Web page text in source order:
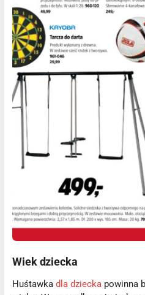
Wiek dziecka
Huśtawkadla dziecka powinna